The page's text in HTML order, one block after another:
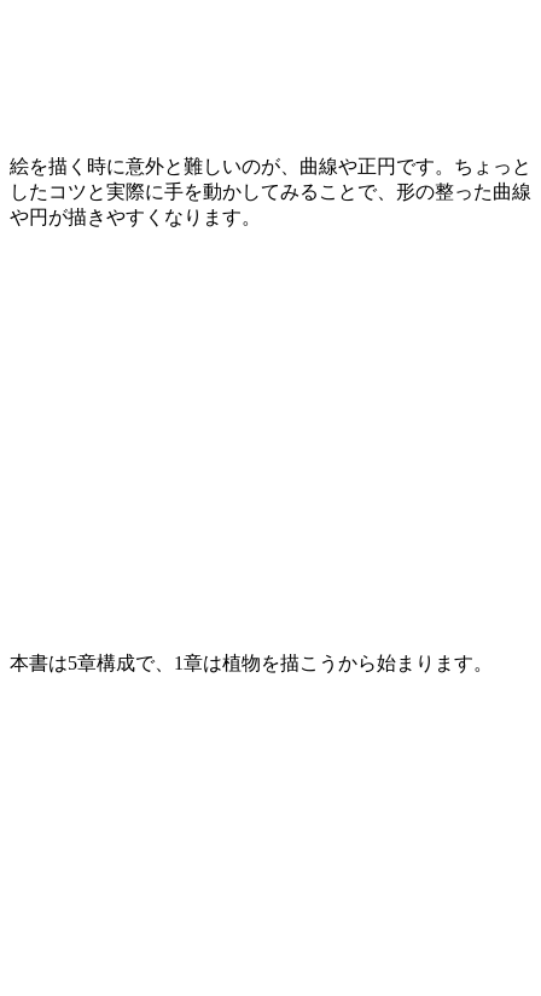
絵を描く時に意外と難しいのが、曲線や正円です。ちょっと
したコツと実際に手を動かしてみることで、形の整った曲線
や円が描きやすくなります。
本書は5章構成で、1章は植物を描こうから始まります。